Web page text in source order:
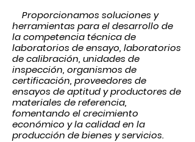
Proporcionamos soluciones y
herramientas para el desarrollo de
la competencia técnica de
laboratorios de ensayo, laboratorios
de calibración, unidades de
inspección, organismos de
certificación, proveedores de
ensayos de aptitud y productores de
materiales de referencia,
fomentando el crecimiento
económico y la calidad en la
producción de bienes y servicios.